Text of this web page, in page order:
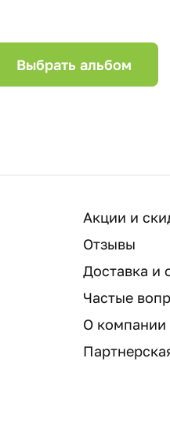
Выбрать альбом
Акции и
Отзывы
Доставка и
Частые
О компании